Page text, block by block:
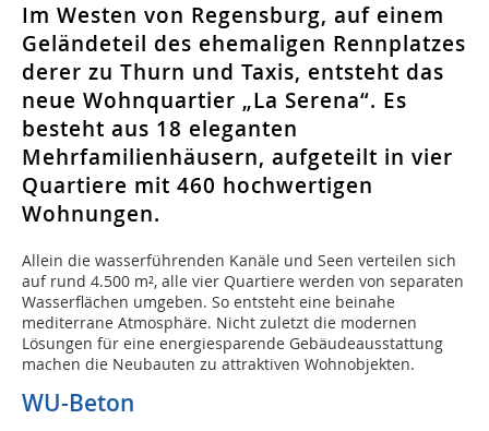
Im Westen von Regensburg, auf einem
Geländeteil des ehemaligen Rennplatzes
derer zu Thurn und Taxis, entsteht das
neue Wohnquartier „La Serena“. Es
besteht aus 18 eleganten
Mehrfamilienhäusern, aufgeteilt in vier
Quartiere mit 460 hochwertigen
Wohnungen.
Allein die wasserführenden Kanäle und Seen verteilen sich
auf rund 4.500 m², alle vier Quartiere werden von separaten
Wasserflächen umgeben. So entsteht eine beinahe
mediterrane Atmosphäre. Nicht zuletzt die modernen
Lösungen für eine energiesparende Gebäudeausstattung
machen die Neubauten zu attraktiven Wohnobjekten.
WU-Beton